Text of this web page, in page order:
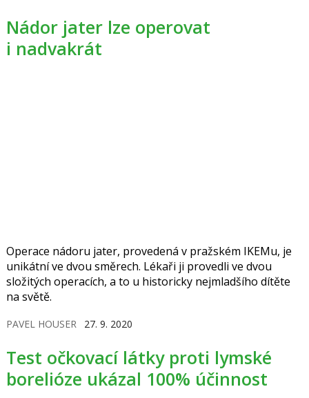
Nádor jater lze operovat
i nadvakrát
Operace nádoru jater, provedená v pražském IKEMu, je
unikátní ve dvou směrech. Lékaři ji provedli ve dvou
složitých operacích, a to u historicky nejmladšího dítěte
na světě.
PAVEL HOUSER 27. 9. 2020
Test očkovací látky proti lymské
borelióze ukázal 100% účinnost